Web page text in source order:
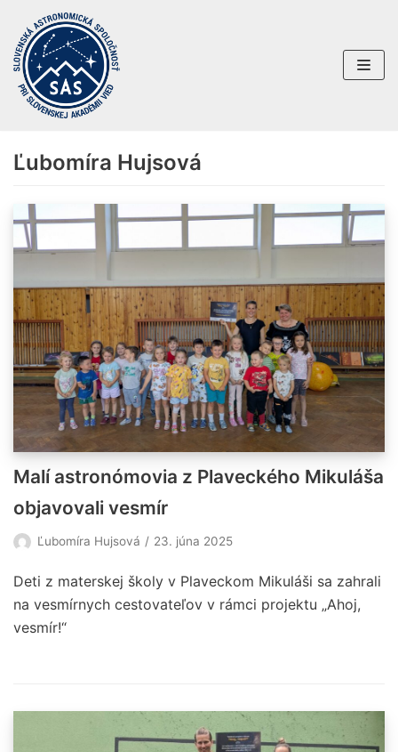
Preskočiť
na
obsah
Ľubomíra Hujsová
Malí astronómovia z Plaveckého Mikuláša
objavovali vesmír
Ľubomíra Hujsová 23. júna 2025
Deti z materskej školy v Plaveckom Mikuláši sa zahrali
na vesmírnych cestovateľov v rámci projektu „Ahoj,
vesmír!“